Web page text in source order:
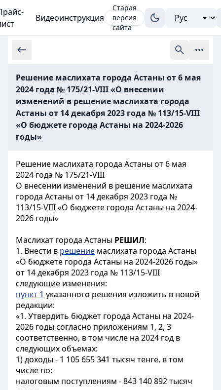
Видеоинструкция
Старая
версия
сайта
Решение маслихата города Астаны от 6 мая
2024 года № 175/21-VIII «О внесении
изменений в решение маслихата города
Астаны от 14 декабря 2023 года № 113/15-VIII
«О бюджете города Астаны на 2024-2026
годы»
Решение маслихата города Астаны от 6 мая
2024 года № 175/21-VIII
О внесении изменений в решение маслихата
города Астаны от 14 декабря 2023 года №
113/15-VIII «О бюджете города Астаны на 2024-
2026 годы»
Маслихат города Астаны РЕШИЛ:
1. Внести в решение маслихата города Астаны
«О бюджете города Астаны на 2024-2026 годы»
от 14 декабря 2023 года № 113/15-VIII
следующие изменения:
пункт 1 указанного решения изложить в новой
редакции:
«1. Утвердить бюджет города Астаны на 2024-
2026 годы согласно приложениям 1, 2, 3
соответственно, в том числе на 2024 год в
следующих объемах:
1) доходы - 1 105 655 341 тысяч тенге, в том
числе по:
налоговым поступлениям - 843 140 892 тысяч